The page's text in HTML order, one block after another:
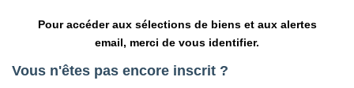
GESTION LOCATIVE
Pour accéder aux sélections de biens et aux alertes
email, merci de vous identifier.
Vous n'êtes pas encore inscrit ?